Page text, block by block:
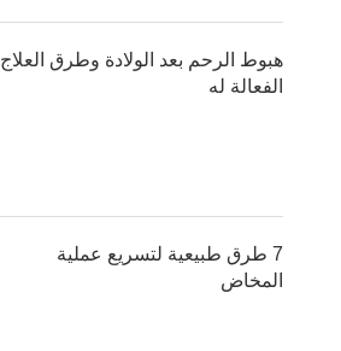
هبوط الرحم بعد الولادة وطرق العلاج
الفعالة له
7 طرق طبيعية لتسريع عملية
المخاض